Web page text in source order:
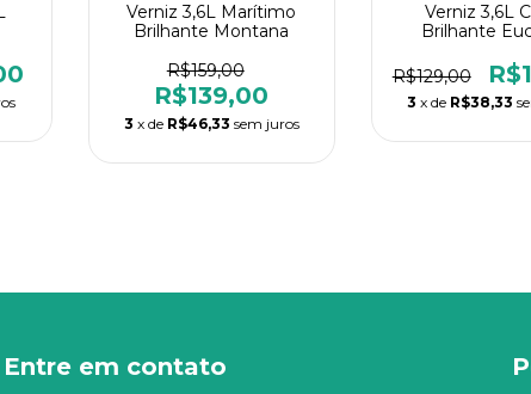
Verniz 3,6L Marítimo
Brilhante Montana
R$159,00
R$139,00
3 x de R$46,33 sem juros
Verniz 3,6L
Brilhante
R$129,00
3 x de R$38,33
Entre em contato